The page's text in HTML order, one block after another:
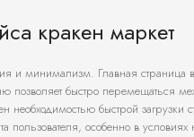
кракен маркет
и минимализм. Главная страница
позволяет быстро перемещаться
необходимостью быстрой
особенно в условиях